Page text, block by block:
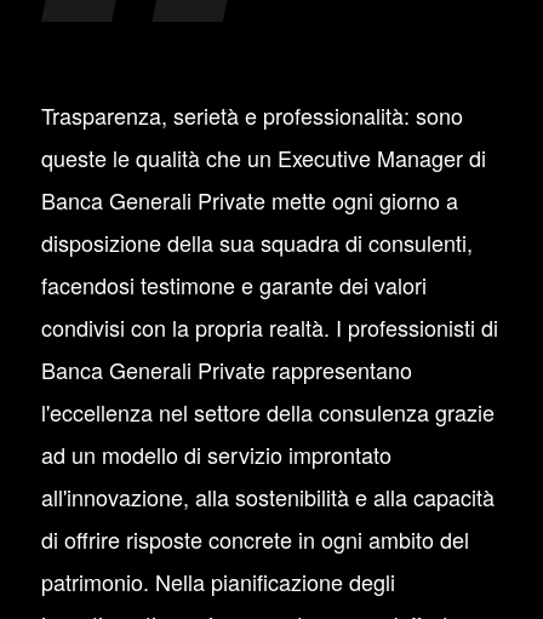
Trasparenza, serietà e professionalità: sono
queste le qualità che un Executive Manager di
Banca Generali Private mette ogni giorno a
disposizione della sua squadra di consulenti,
facendosi testimone e garante dei valori
condivisi con la propria realtà. I professionisti di
Banca Generali Private rappresentano
l'eccellenza nel settore della consulenza grazie
ad un modello di servizio improntato
all'innovazione, alla sostenibilità e alla capacità
di offrire risposte concrete in ogni ambito del
patrimonio. Nella pianificazione degli